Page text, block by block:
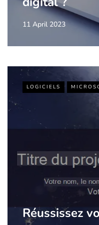
11 April 2023
LOGICIELS
Réussissez